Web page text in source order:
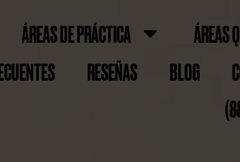
ÁREAS DE PRÁCTICA
ÁREAS
RESEÑAS BLOG